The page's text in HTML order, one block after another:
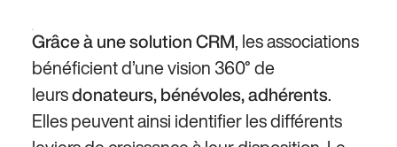
Grâce à une solution CRM, les associations
bénéficient d’une vision 360° de
leursdonateurs, bénévoles, adhérents.
Elles peuvent ainsi identifier les différents